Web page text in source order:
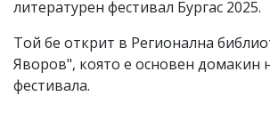
Ако
обиден
за
вас
коментар,
литературен фестивал Бургас 2025.
Той бе открит в Регионална
Яворов", която е основен домакин
фестивала.